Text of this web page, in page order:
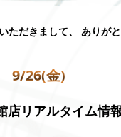
ただきまして、 ありが
9/26(金)
店リアルタイム情